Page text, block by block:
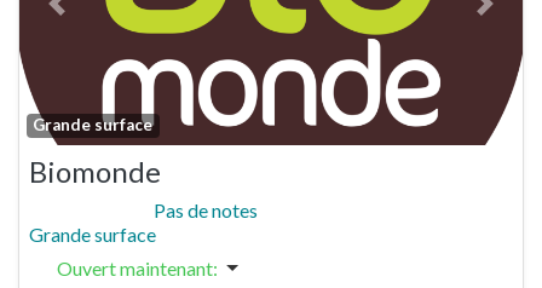
Grande surface
Previous Next
Biomonde
Pas de notes
Grande surface
Ouvert maintenant: